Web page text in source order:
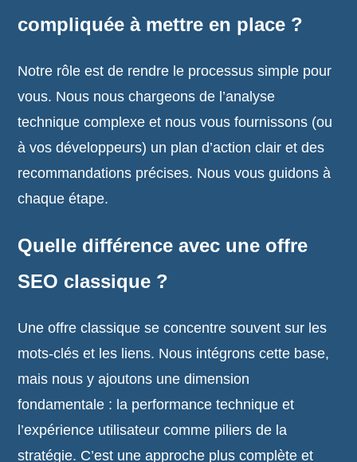
compliquée à mettre en place ?
Notre rôle est de rendre le processus simple pour
vous. Nous nous chargeons de l’analyse
technique complexe et nous vous fournissons (ou
à vos développeurs) un plan d’action clair et des
recommandations précises. Nous vous guidons à
chaque étape.
Quelle différence avec une offre
SEO classique ?
Une offre classique se concentre souvent sur les
mots-clés et les liens. Nous intégrons cette base,
mais nous y ajoutons une dimension
fondamentale : la performance technique et
l’expérience utilisateur comme piliers de la
stratégie. C’est une approche plus complète et